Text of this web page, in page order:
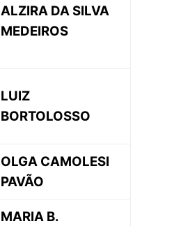
ALZIRA DA SILVA
MEDEIROS
LUIZ
BORTOLOSSO
OLGA CAMOLESI
PAVÃO
MARIA B.